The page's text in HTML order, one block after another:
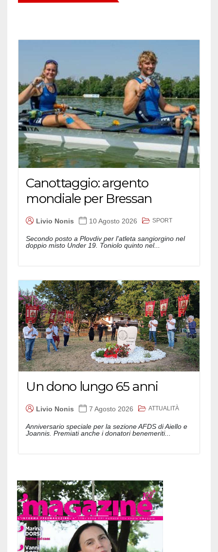
Canottaggio: argento
mondiale per Bressan
Livio Nonis 10 Agosto 2026 SPORT
Secondo posto a Plovdiv per l'atleta sangiorgino nel
doppio misto Under 19. Toniolo quinto nel...
Un dono lungo 65 anni
Livio Nonis 7 Agosto 2026 ATTUALITÀ
Anniversario speciale per la sezione AFDS di Aiello e
Joannis. Premiati anche i donatori benemeriti...